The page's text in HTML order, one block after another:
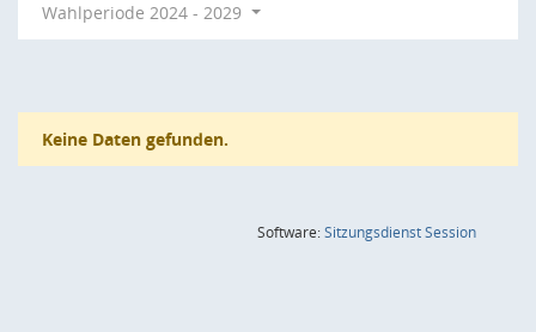
Wahlperiode 2024 - 2029
Keine Daten gefunden.
Software:SitzungsdienstSession(Wird in